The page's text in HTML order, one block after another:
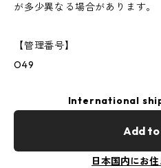
が多少異なる場合があります。
【管理番号】
O49
International
Add
日本国内にお